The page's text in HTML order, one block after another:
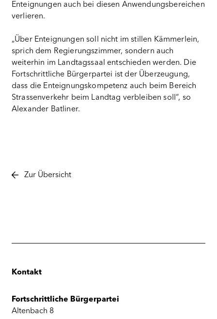
Enteignungen auch bei diesen Anwendungsbereichen
verlieren.
„Über Enteignungen soll nicht im stillen Kämmerlein,
sprich dem Regierungszimmer, sondern auch
weiterhin im Landtagssaal entschieden werden. Die
Fortschrittliche Bürgerpartei ist der Überzeugung,
dass die Enteignungskompetenz auch beim Bereich
Strassenverkehr beim Landtag verbleiben soll“, so
Alexander Batliner.
Zur Übersicht
Kontakt
Fortschrittliche Bürgerpartei
Altenbach 8